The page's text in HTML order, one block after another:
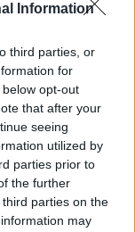
Information
third parties, or
for
opt-out
that after your
seeing
utilized by
parties prior to
the further
parties on the
may
Μπόμπα